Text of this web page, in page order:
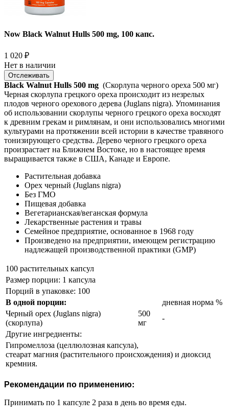
Now Black Walnut Hulls 500 mg, 100 капс.
1 020 ₽
Нет в наличии
Отслеживать
Black Walnut Hulls 500 mg (Скорлупа черного ореха 500 мг)
Черная скорлупа грецкого ореха происходит из незрелых
плодов черного орехового дерева (Juglans nigra). Упоминания
об использовании скорлупы черного грецкого ореха восходят
к древним грекам и римлянам, и они использовались многими
культурами на протяжении всей истории в качестве травяного
тонизирующего средства. Дерево черного грецкого ореха
произрастает на Ближнем Востоке, но в настоящее время
выращивается также в США, Канаде и Европе.
Растительная добавка
Орех черный (Juglans nigra)
Без ГМО
Пищевая добавка
Вегетарианская/веганская формула
Лекарственные растения и травы
Семейное предприятие, основанное в 1968 году
Произведено на предприятии, имеющем регистрацию
надлежащей производственной практики (GMP)
100 растительных капсул
Размер порции: 1 капсула
Порций в упаковке: 100
В одной порции:
дневная норма %
Черный орех (Juglans nigra)
(скорлупа)
500
мг
-
Другие ингредиенты:
Гипромеллоза (целлюлозная капсула),
стеарат магния (растительного происхождения) и диоксид
кремния.
Рекомендации по применению:
Принимать по 1 капсуле 2 раза в день во время еды.